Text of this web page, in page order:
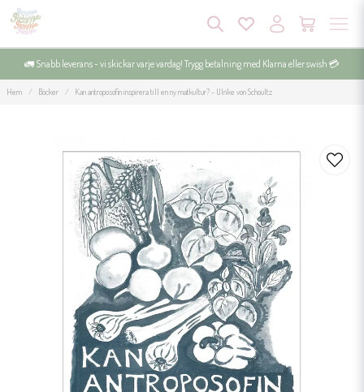
🚛 Snabb leverans - vi skickar varje vardag! Trygg betalning med Klarna eller swish 💳
Hem Böcker Kan antroposofin inspirera till en ny matkultur? - Ulrike von Schoultz